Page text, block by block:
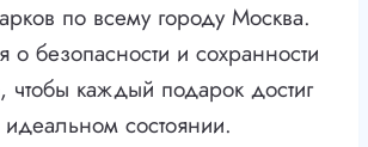
по всему городу Москва.
о безопасности и сохранности
чтобы каждый подарок достиг
идеальном состоянии.